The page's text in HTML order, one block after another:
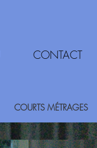
CONTACT
COURTS MÉTRAGES